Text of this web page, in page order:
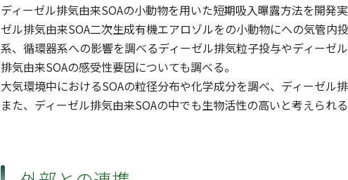
ディーゼル排気由来SOAの小動物を用いた短期吸入曝露方法を開発
ゼル排気由来SOA二次生成有機エアロゾルをの小動物にへの気管
系、循環器系への影響を調べるディーゼル排気粒子投与やディーゼ
排気由来SOAの感受性要因についても調べる。
大気環境中におけるSOAの粒径分布や化学成分を調べ、ディーゼル
また、ディーゼル排気由来SOAの中でも生物活性の高いと考えられ